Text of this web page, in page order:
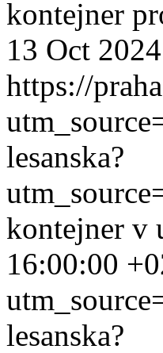
kontejner
13 Oct
https://
lesanska?
kontejner v
16:00:00
lesanska?